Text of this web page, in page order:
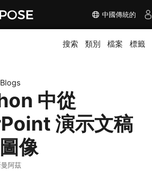
中國傳統的
搜索 類別 檔案 標籤
中從
演示文稿
像
曼阿茲